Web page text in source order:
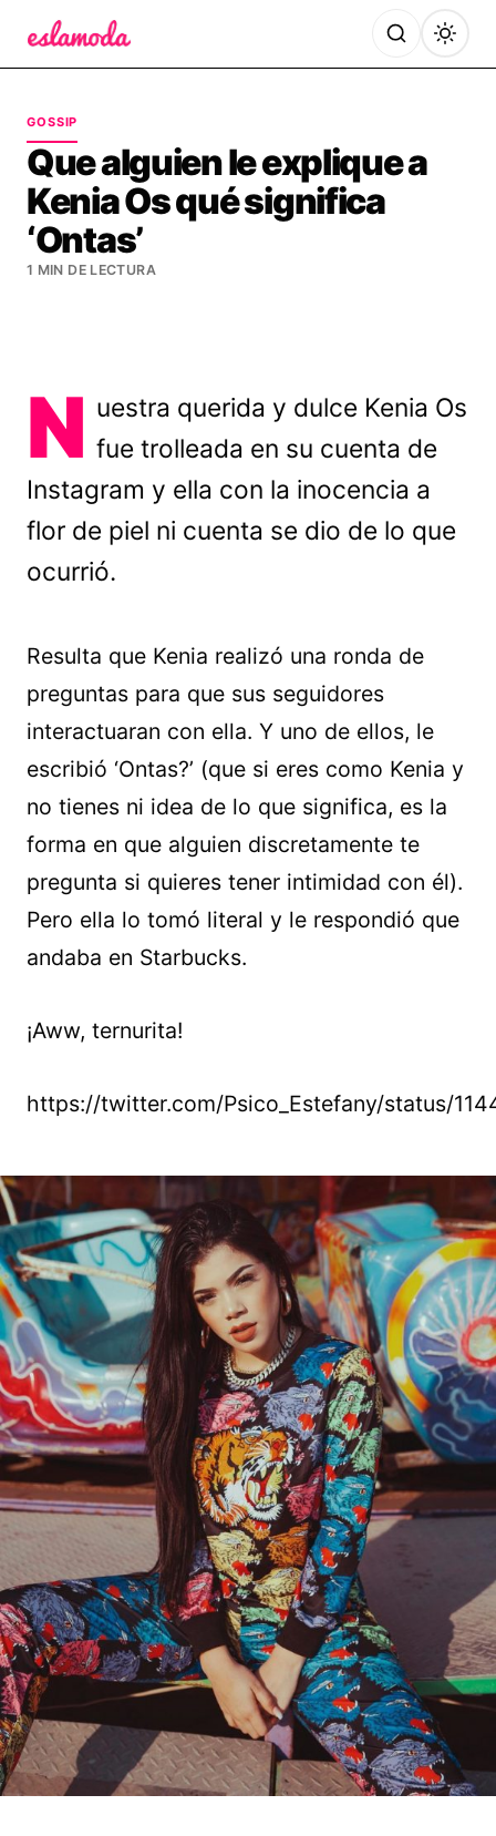
GOSSIP
Que alguien le explique a
Kenia Os qué significa
‘Ontas’
1 MIN DE LECTURA
N uestra querida y dulce Kenia Os
fue trolleada en su cuenta de
Instagram y ella con la inocencia a
flor de piel ni cuenta se dio de lo que
ocurrió.
Resulta que Kenia realizó una ronda de
preguntas para que sus seguidores
interactuaran con ella. Y uno de ellos, le
escribió ‘Ontas?’ (que si eres como Kenia y
no tienes ni idea de lo que significa, es la
forma en que alguien discretamente te
pregunta si quieres tener intimidad con él).
Pero ella lo tomó literal y le respondió que
andaba en Starbucks.
¡Aww, ternurita!
https://twitter.com/Psico_Estefany/status/